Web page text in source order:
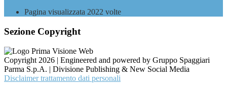
Pagina visualizzata 2022 volte
Sezione Copyright
Copyright 2026 | Engineered and powered by Gruppo Spaggiari
Parma S.p.A. | Divisione Publishing & New Social Media
Disclaimer trattamento dati personali